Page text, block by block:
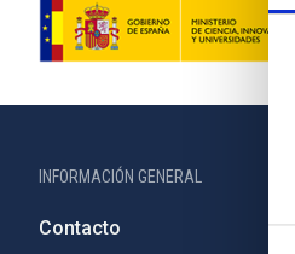
INFORMACIÓN GENERAL
Contacto